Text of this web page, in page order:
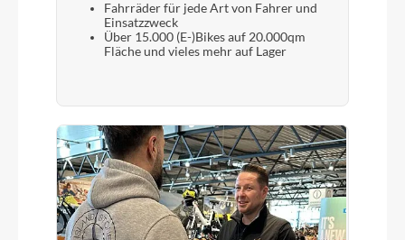
Rücklicht
Gewicht
28,2 kg
Scheinwerfer
Fahrräder für jede Art von Fahrer und
Einsatzzweck
Über 15.000 (E-)Bikes auf 20.000qm
Fläche und vieles mehr auf Lager